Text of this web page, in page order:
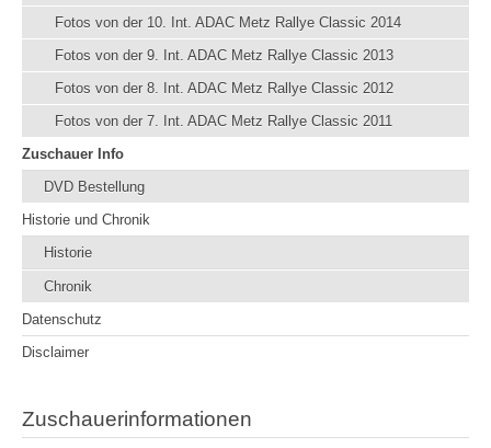
Fotos von der 10. Int. ADAC Metz Rallye Classic 2014
Fotos von der 9. Int. ADAC Metz Rallye Classic 2013
Fotos von der 8. Int. ADAC Metz Rallye Classic 2012
Fotos von der 7. Int. ADAC Metz Rallye Classic 2011
Zuschauer Info
DVD Bestellung
Historie und Chronik
Historie
Chronik
Datenschutz
Disclaimer
Zuschauerinformationen